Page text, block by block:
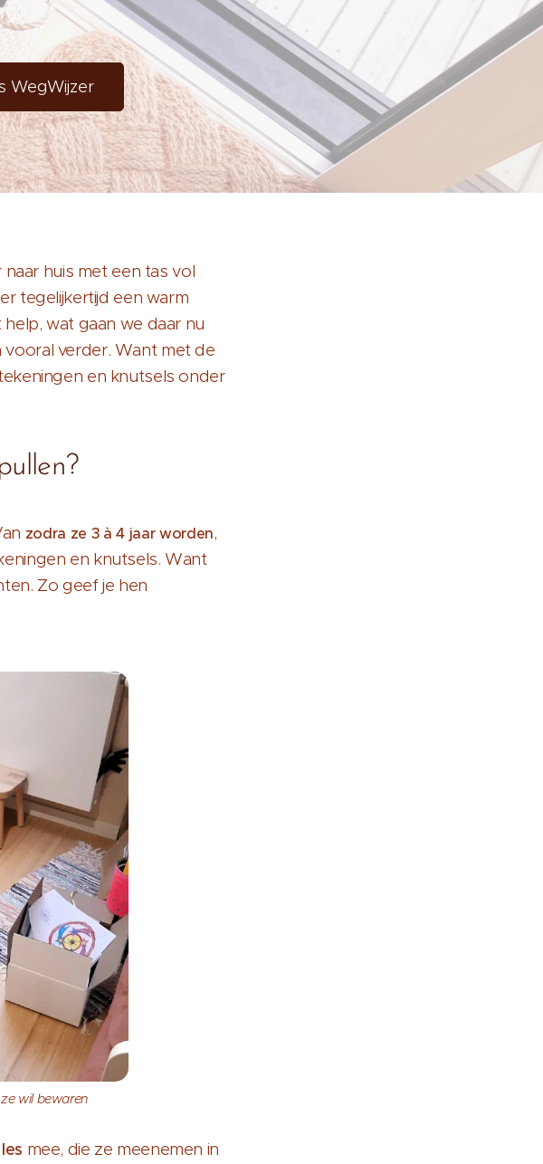
WegWijzer
huis met een tas vol
tegelijkertijd een warm
wat gaan we daar nu
verder. Want met de
en knutsels onder
zodra ze 3 à 4 jaar worden,
en knutsels. Want
Zo geef je hen
wil bewaren
mee, die ze meenemen in